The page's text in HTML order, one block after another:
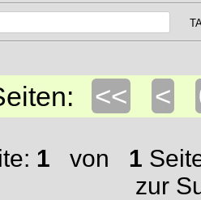
<< <
1 von 1
zur